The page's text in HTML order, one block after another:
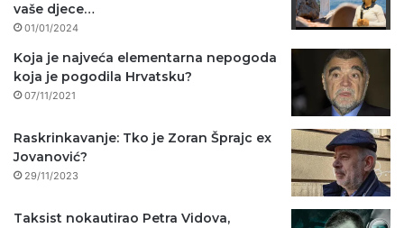
vaše djece…
01/01/2024
Koja je najveća elementarna nepogoda
koja je pogodila Hrvatsku?
07/11/2021
Raskrinkavanje: Tko je Zoran Šprajc ex
Jovanović?
29/11/2023
Taksist nokautirao Petra Vidova,